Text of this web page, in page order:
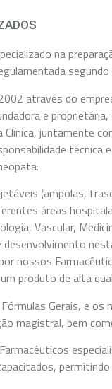
na
através do
e
juntamente
técnica
(ampolas,
áreas
Vascular,
nossos
produto de alta
Gerais, e
magistral, bem